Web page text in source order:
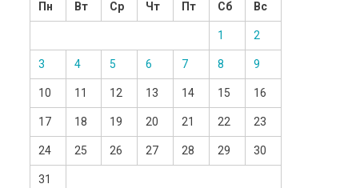
Пн
Вт Ср Чт Пт Сб Вс
1 2
3 4 5 6 7 8 9
10 11 12 13 14 15 16
17 18 19 20 21 22 23
24 25 26 27 28 29 30
31